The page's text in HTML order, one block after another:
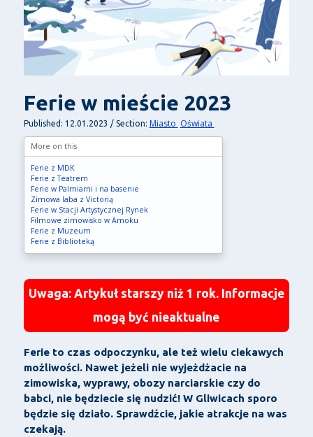
Ferie w mieście 2023
Published: 12.01.2023 / Section: Miasto Oświata
More on this
Ferie z MDK
Ferie z Teatrem
Ferie w Palmiarni i na basenie
Zimowa laba z Victorią
Ferie w Stacji Artystycznej Rynek
Filmowe zimowisko w Amoku
Ferie z Muzeum
Ferie z Biblioteką
Uwaga: Artykuł starszy niż 1 rok. Informacje
mogą być nieaktualne
Ferie to czas odpoczynku, ale też wielu ciekawych
możliwości. Nawet jeżeli nie wyjeżdżacie na
zimowiska, wyprawy, obozy narciarskie czy do
babci, nie będziecie się nudzić! W Gliwicach sporo
będzie się działo. Sprawdźcie, jakie atrakcje na was
czekają.